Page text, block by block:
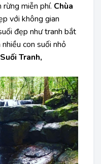
miễn phí. Chùa
với không gian
đẹp như tranh bắt
nhiều con suối nhỏ
Suối Tranh,